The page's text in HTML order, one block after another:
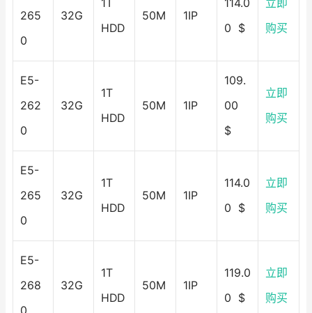
265
0
32G
1T
HDD
50M 1IP
114.0
0 $
立即
购买
E5-
262
0
32G
1T
HDD
50M 1IP
109.
00
$
立即
购买
E5-
265
0
32G
1T
HDD
50M 1IP
114.0
0 $
立即
购买
E5-
268
32G
1T
HDD
50M 1IP
119.0
0 $
立即
购买